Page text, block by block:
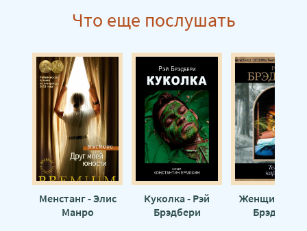
Что еще послушать
Менстанг - Элис
Манро
Куколка - Рэй
Брэдбери
Женщины -
Брэдбери